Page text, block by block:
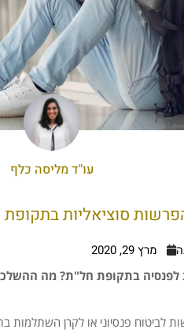
עו"ד מליסה כלף
סוציאליות
מרץ 29, 2020
בתקופת חל"ת? מה
לביטוח פנסיוני או לקרן השתלמות